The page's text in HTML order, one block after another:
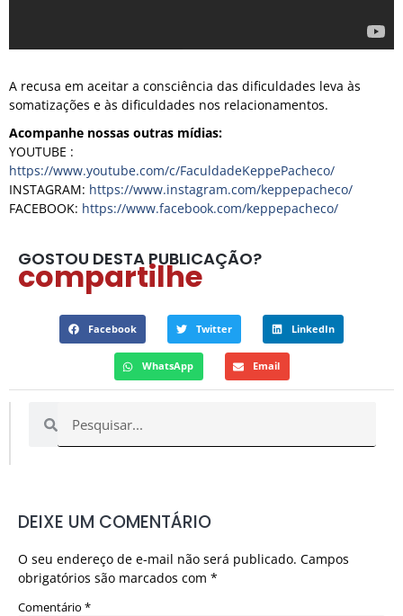
A recusa em aceitar a consciência das dificuldades leva às
somatizações e às dificuldades nos relacionamentos.
Acompanhe nossas outras mídias:
YOUTUBE :
https://www.youtube.com/c/FaculdadeKeppePacheco/
INSTAGRAM: https://www.instagram.com/keppepacheco/
FACEBOOK: https://www.facebook.com/keppepacheco/
GOSTOU DESTA PUBLICAÇÃO?
compartilhe
Facebook Twitter LinkedIn
WhatsApp Email
DEIXE UM COMENTÁRIO
O seu endereço de e-mail não será publicado. Campos
obrigatórios são marcados com *
Comentário *